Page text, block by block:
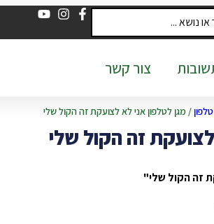
צור קשר
/ מגן לטלפון אני לא לצועקת זה הקול שלי
זה הקול שלי
זה הקול שלי"